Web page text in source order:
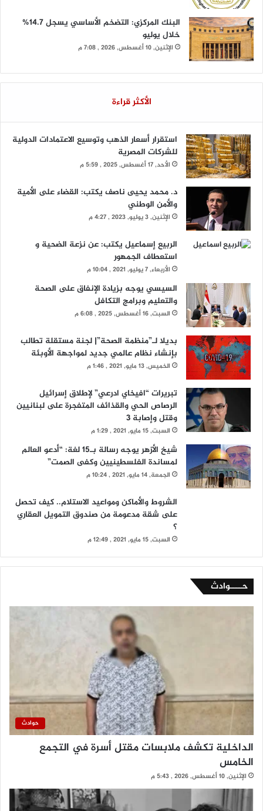
البنك المركزي: التضخم الأساسي يسجل 14.7%
خلال يوليو
الإثنين, 10 أغسطس, 2026 , 7:08 م
الأكثر قراءة
استقرار أسعار الذهب وتوسيع الاعتمادات الدولية
للشركات المصرية
الأحد, 17 أغسطس, 2025 , 5:59 م
د. محمد يحيى ناصف يكتب: القضاء على الأمية
والأمن الوطني
الإثنين, 3 يوليو, 2023 , 4:27 م
الربيع إسماعيل يكتب: عن نزعة الضحية و
استعطاف الجمهور
الأربعاء, 7 يوليو, 2021 , 10:04 م
السيسي يوجه بزيادة الإنفاق على الصحة
والتعليم وبرامج التكافل
السبت, 16 أغسطس, 2025 , 6:08 م
بديلا لـ”منظمة الصحة”| لجنة مستقلة تطالب
بإنشاء نظام عالمي جديد لمواجهة الأوبئة
الخميس, 13 مايو, 2021 , 1:46 م
تبريرات “افيخاي ادرعي” لإطلاق إسرائيل
الرصاص الحي والقذائف المتفجرة على لبنانيين
وقتل وإصابة 3
السبت, 15 مايو, 2021 , 1:29 م
شيخ الأزهر يوجه رسالة بـ15 لغة: “أدعو العالم
لمساندة الفلسطينيين وكفى الصمت”
الجمعة, 14 مايو, 2021 , 10:24 م
الشروط والأماكن ومواعيد الاستلام.. كيف تحصل
على شقة مدعومة من صندوق التمويل العقاري
؟
السبت, 15 مايو, 2021 , 12:49 م
حــــوادث
حوادث
الداخلية تكشف ملابسات مقتل أسرة في التجمع
الخامس
الإثنين, 10 أغسطس, 2026 , 5:43 م